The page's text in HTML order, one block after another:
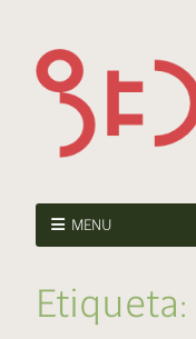
MENU
Etiqueta: